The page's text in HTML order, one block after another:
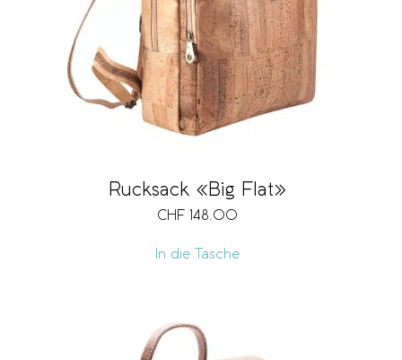
Rucksack «Big Flat»
CHF 148.00
In die Tasche